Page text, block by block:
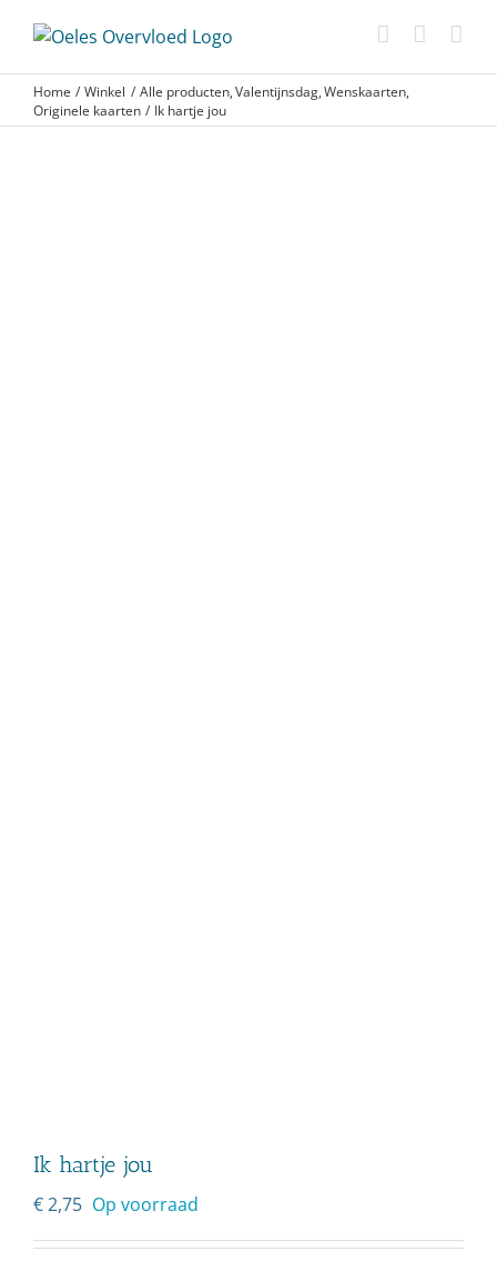
naar
Home Winkel Alle producten Valentijnsdag Wenskaarten
Originele kaarten
Ik hartje jou
Ik hartje jou
€2,75 Op voorraad